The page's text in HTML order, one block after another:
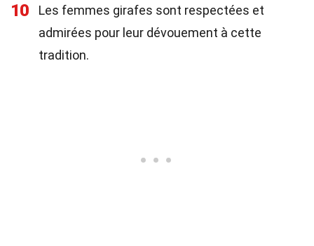
10
Les femmes girafes sont respectées et
admirées pour leur dévouement à cette
tradition.